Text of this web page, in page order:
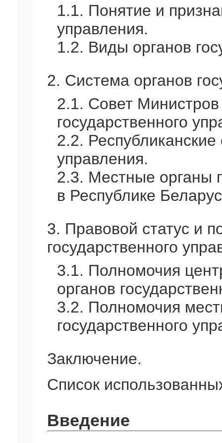
1.1. Понятие и
управления.
1.2. Виды органов
2. Система органов
2.1. Совет
государственного
2.2. Республиканские
управления.
2.3. Местные органы
в Республике
3. Правовой статус и
государственного
3.1. Полномочия
органов
3.2. Полномочия
государственного
Заключение.
Список
Введение